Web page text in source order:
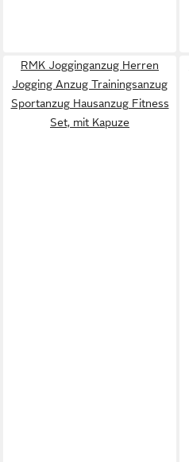
RMK Jogginganzug Herren
Jogging Anzug Trainingsanzug
Sportanzug Hausanzug Fitness
Set, mit Kapuze